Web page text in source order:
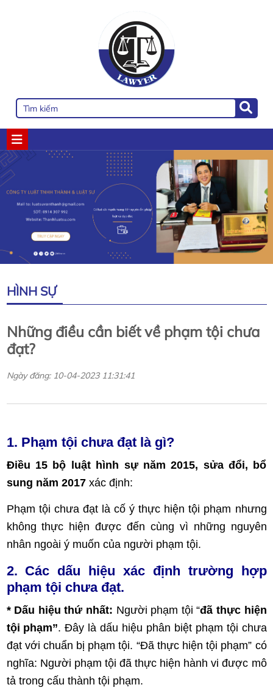
HÌNH SỰ
Những điều cần biết về phạm tội chưa
đạt?
Ngày đăng: 10-04-2023 11:31:41
1. Phạm tội chưa đạt là gì?
Điều 15 bộ luật hình sự năm 2015, sửa đổi, bổ
sung năm 2017xác định:
Phạm tội chưa đạt là cố ý thực hiện tội phạm nhưng
không thực hiện được đến cùng vì những nguyên
nhân ngoài ý muốn của người phạm tội.
2. Các dấu hiệu xác định trường hợp
phạm tội chưa đạt.
* Dấu hiệu thứ nhất: Người phạm tội“đã thực hiện
tội phạm”. Đây là dấu hiệu phân biệt phạm tội chưa
đạt với chuẩn bị phạm tội. “Đã thực hiện tội phạm” có
nghĩa: Người phạm tội đã thực hiện hành vi được mô
tả trong cấu thành tội phạm.